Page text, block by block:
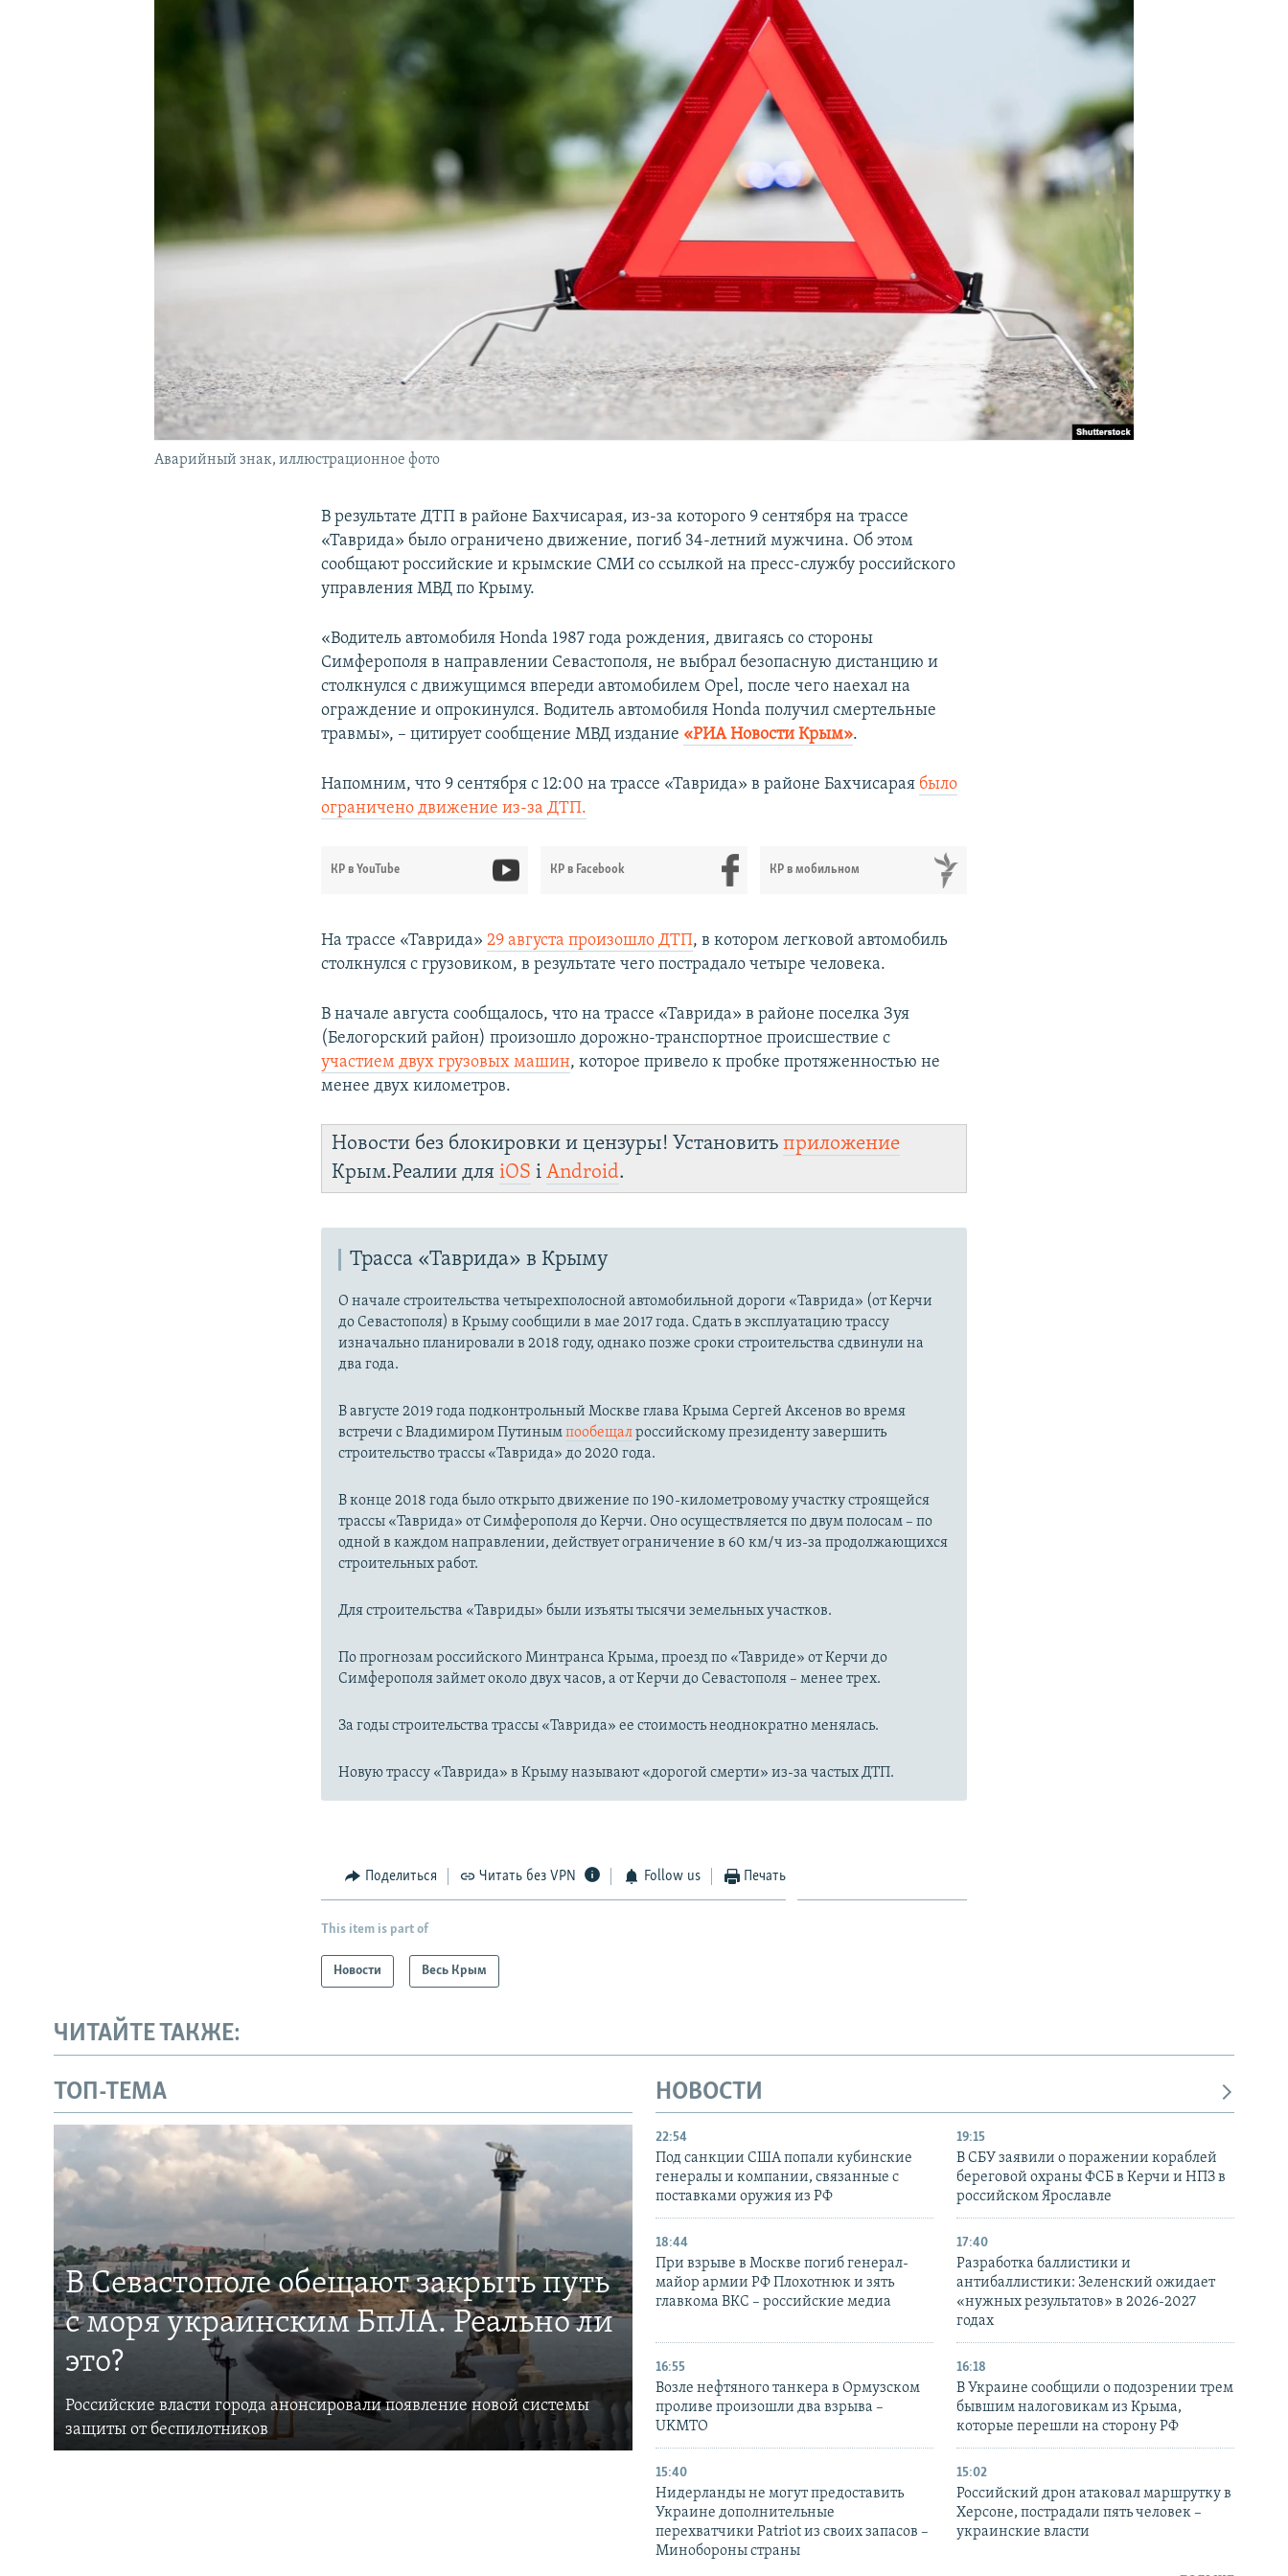
Аварийный знак, иллюстрационное фото
В результате ДТП в районе Бахчисарая, из-за которого 9 сентября на трассе
«Таврида» было ограничено движение, погиб 34-летний мужчина. Об этом
сообщают российские и крымские СМИ со ссылкой на пресс-службу российского
управления МВД по Крыму.
«Водитель автомобиля Honda 1987 года рождения, двигаясь со стороны
Симферополя в направлении Севастополя, не выбрал безопасную дистанцию и
столкнулся с движущимся впереди автомобилем Opel, после чего наехал на
ограждение и опрокинулся. Водитель автомобиля Honda получил смертельные
травмы», – цитирует сообщение МВД издание «РИА Новости Крым».
Напомним, что 9 сентября с 12:00 на трассе «Таврида» в районе Бахчисарая было
ограничено движение из-за ДТП.
КР в YouTube КР в Facebook КР в мобильном
На трассе «Таврида»29 августа произошло ДТП, в котором легковой автомобиль
столкнулся с грузовиком, в результате чего пострадало четыре человека.
В начале августа сообщалось, что на трассе «Таврида» в районе поселка Зуя
(Белогорский район) произошло дорожно-транспортное происшествие с
участием двух грузовых машин, которое привело к пробке протяженностью не
менее двух километров.
Новости без блокировки и цензуры! Установитьприложение
Крым.Реалии дляiOS іAndroid.
Трасса «Таврида» в Крыму
О начале строительства четырехполосной автомобильной дороги «Таврида» (от Керчи
до Севастополя) в Крыму сообщили в мае 2017 года. Сдать в эксплуатацию трассу
изначально планировали в 2018 году, однако позже сроки строительства сдвинули на
два года.
В августе 2019 года подконтрольный Москве глава Крыма Сергей Аксенов во время
встречи с Владимиром Путинымпообещалроссийскому президенту завершить
строительство трассы «Таврида» до 2020 года.
В конце 2018 года было открыто движение по 190-километровому участку строящейся
трассы «Таврида» от Симферополя до Керчи. Оно осуществляется по двум полосам – по
одной в каждом направлении, действует ограничение в 60 км/ч из-за продолжающихся
строительных работ.
Для строительства «Тавриды» были изъяты тысячи земельных участков.
По прогнозам российского Минтранса Крыма, проезд по «Тавриде» от Керчи до
Симферополя займет около двух часов, а от Керчи до Севастополя – менее трех.
За годы строительства трассы «Таврида» ее стоимость неоднократно менялась.
Новую трассу «Таврида» в Крыму называют «дорогой смерти» из-за частых ДТП.
Поделиться Читать без VPN Follow us Печать
This item is part of
Новости Весь Крым
ЧИТАЙТЕ ТАКЖЕ:
ТОП-ТЕМА
В Севастополе обещают закрыть путь
с моря украинским БпЛА. Реально ли
это?
Российские власти города анонсировали появление новой системы
защиты от беспилотников
НОВОСТИ
22:54
Под санкции США попали кубинские
генералы и компании, связанные с
поставками оружия из РФ
19:15
В СБУ заявили о поражении кораблей
береговой охраны ФСБ в Керчи и НПЗ в
российском Ярославле
18:44
При взрыве в Москве погиб генерал-
майор армии РФ Плохотнюк и зять
главкома ВКС – российские медиа
17:40
Разработка баллистики и
антибаллистики: Зеленский ожидает
«нужных результатов» в 2026-2027
годах
16:55
Возле нефтяного танкера в Ормузском
проливе произошли два взрыва –
UKMTO
16:18
В Украине сообщили о подозрении трем
бывшим налоговикам из Крыма,
которые перешли на сторону РФ
15:40
Нидерланды не могут предоставить
Украине дополнительные
перехватчики Patriot из своих запасов –
Минобороны страны
15:02
Российский дрон атаковал маршрутку в
Херсоне, пострадали пять человек –
украинские власти